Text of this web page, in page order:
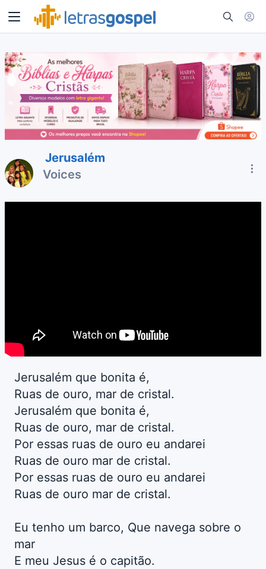
Jerusalém
Voices
Jerusalém que bonita é,
Ruas de ouro, mar de cristal.
Jerusalém que bonita é,
Ruas de ouro, mar de cristal.
Por essas ruas de ouro eu andarei
Ruas de ouro mar de cristal.
Por essas ruas de ouro eu andarei
Ruas de ouro mar de cristal.
Eu tenho um barco, Que navega sobre o
mar
E meu Jesus é o capitão.